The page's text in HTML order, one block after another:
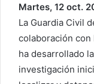
Martes, 12 oct.
La Guardia Civil
colaboración con
ha desarrollado
investigación